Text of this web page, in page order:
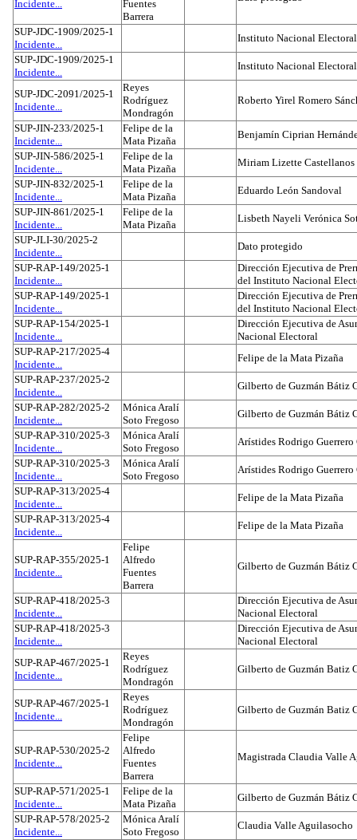
Incidente...
Fuentes
Barrera
SUP-JDC-1909/2025-1
Incidente...
Instituto Nacional Electoral
SUP-JDC-1909/2025-1
Incidente...
Instituto Nacional Electoral
SUP-JDC-2091/2025-1
Incidente...
Reyes
Rodríguez
Mondragón
Roberto Yirel Romero
SUP-JIN-233/2025-1
Incidente...
Felipe de la
Mata Pizaña
Benjamín Ciprian
SUP-JIN-586/2025-1
Incidente...
Felipe de la
Mata Pizaña
Miriam Lizette Castellanos
SUP-JIN-832/2025-1
Incidente...
Felipe de la
Mata Pizaña
Eduardo León Sandoval
SUP-JIN-861/2025-1
Incidente...
Felipe de la
Mata Pizaña
Lisbeth Nayeli Verónica
SUP-JLI-30/2025-2
Incidente...
Dato protegido
SUP-RAP-149/2025-1
Incidente...
Dirección Ejecutiva de
del Instituto Nacional
SUP-RAP-149/2025-1
Incidente...
Dirección Ejecutiva de
del Instituto Nacional
SUP-RAP-154/2025-1
Incidente...
Dirección Ejecutiva de
Nacional Electoral
SUP-RAP-217/2025-4
Incidente...
Felipe de la Mata Pizaña
SUP-RAP-237/2025-2
Incidente...
Gilberto de Guzmán Bátiz
SUP-RAP-282/2025-2
Incidente...
Mónica Aralí
Soto Fregoso
Gilberto de Guzmán Bátiz
SUP-RAP-310/2025-3
Incidente...
Mónica Aralí
Soto Fregoso
Arístides Rodrigo Guerrero
SUP-RAP-310/2025-3
Incidente...
Mónica Aralí
Soto Fregoso
Arístides Rodrigo Guerrero
SUP-RAP-313/2025-4
Incidente...
Felipe de la Mata Pizaña
SUP-RAP-313/2025-4
Incidente...
Felipe de la Mata Pizaña
SUP-RAP-355/2025-1
Incidente...
Felipe
Alfredo
Fuentes
Barrera
Gilberto de Guzmán Bátiz
SUP-RAP-418/2025-3
Incidente...
Dirección Ejecutiva de
Nacional Electoral
SUP-RAP-418/2025-3
Incidente...
Dirección Ejecutiva de
Nacional Electoral
SUP-RAP-467/2025-1
Incidente...
Reyes
Rodríguez
Mondragón
Gilberto de Guzmán Batiz
SUP-RAP-467/2025-1
Incidente...
Reyes
Rodríguez
Mondragón
Gilberto de Guzmán Batiz
SUP-RAP-530/2025-2
Incidente...
Felipe
Alfredo
Fuentes
Barrera
Magistrada Claudia Valle
SUP-RAP-571/2025-1
Incidente...
Felipe de la
Mata Pizaña
Gilberto de Guzmán Bátiz
SUP-RAP-578/2025-2
Incidente...
Mónica Aralí
Soto Fregoso
Claudia Valle Aguilasocho